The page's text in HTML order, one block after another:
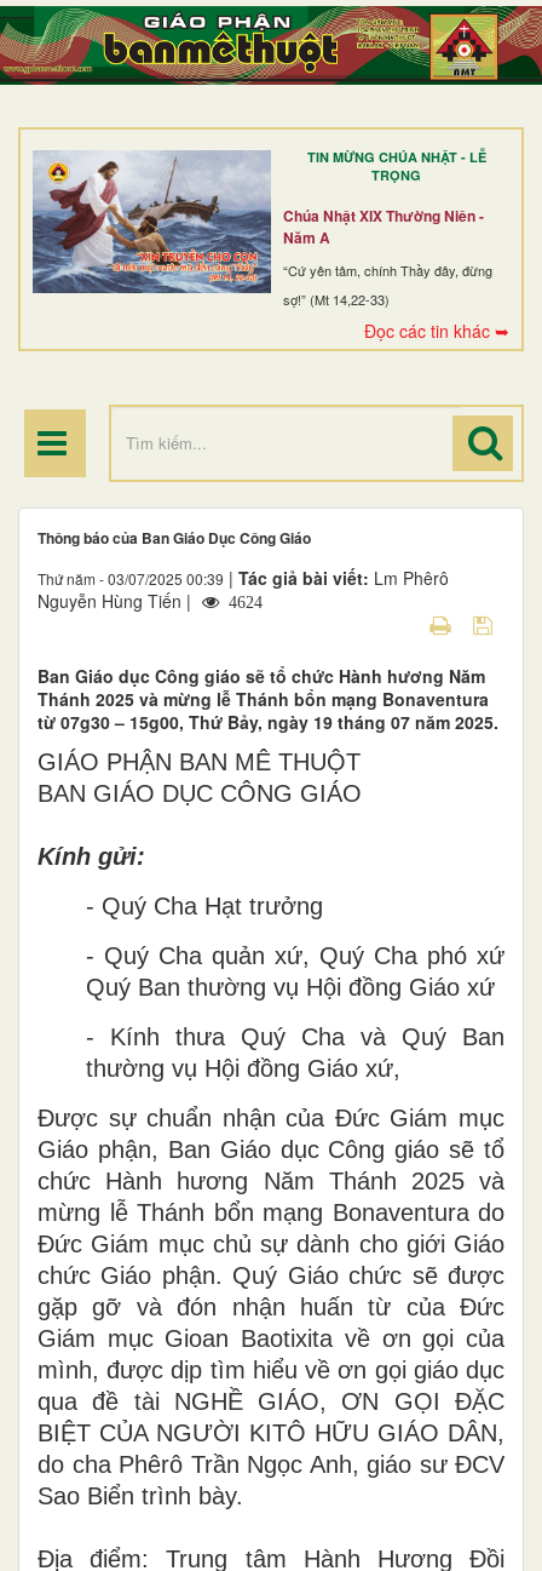
TIN MỪNG CHÚA NHẬT - LỄ
TRỌNG
Chúa Nhật XIX Thường Niên -
Năm A
“Cứ yên tâm, chính Thầy đây, đừng
sợ!” (Mt 14,22-33)
Đọc các tin khác ➥
TRANG NHẤT
GIỚI THIỆU
DÒNG TU
BAN MỤC VỤ
ĐOÀN THỂ CG
ĐIỂM HÀNH HƯƠNG
Thông báo của Ban Giáo Dục Công Giáo
Thứ năm - 03/07/2025 00:39 | Tác giả bài viết: Lm Phêrô
Nguyễn Hùng Tiến |
4624
Ban Giáo dục Công giáo sẽ tổ chức Hành hương Năm
Thánh 2025 và mừng lễ Thánh bổn mạng Bonaventura
từ 07g30 – 15g00, Thứ Bảy, ngày 19 tháng 07 năm 2025.
GIÁO PHẬN BAN MÊ THUỘT
BAN GIÁO DỤC CÔNG GIÁO
Kính gửi:
- Quý Cha Hạt trưởng
- Quý Cha quản xứ, Quý Cha phó xứ
Quý Ban thường vụ Hội đồng Giáo xứ
- Kính thưa Quý Cha và Quý Ban
thường vụ Hội đồng Giáo xứ,
Được sự chuẩn nhận của Đức Giám mục
Giáo phận, Ban Giáo dục Công giáo sẽ tổ
chức Hành hương Năm Thánh 2025 và
mừng lễ Thánh bổn mạng Bonaventura do
Đức Giám mục chủ sự dành cho giới Giáo
chức Giáo phận. Quý Giáo chức sẽ được
gặp gỡ và đón nhận huấn từ của Đức
Giám mục Gioan Baotixita về ơn gọi của
mình, được dịp tìm hiểu về ơn gọi giáo dục
qua đề tài NGHỀ GIÁO, ƠN GỌI ĐẶC
BIỆT CỦA NGƯỜI KITÔ HỮU GIÁO DÂN,
do cha Phêrô Trần Ngọc Anh, giáo sư ĐCV
Sao Biển trình bày.
Địa điểm: Trung tâm Hành Hương Đồi